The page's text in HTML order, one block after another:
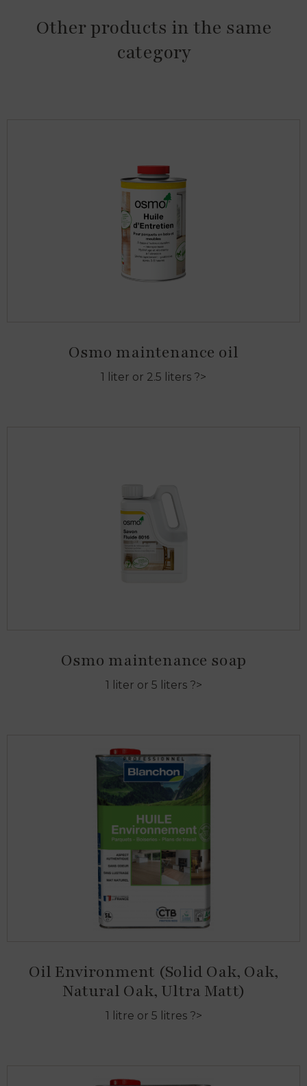
Other products in the same
category
Osmo maintenance oil
1 liter or 2.5 liters ?>
Osmo maintenance soap
1 liter or 5 liters ?>
Oil Environment (Solid Oak, Oak,
Natural Oak, Ultra Matt)
1 litre or 5 litres ?>